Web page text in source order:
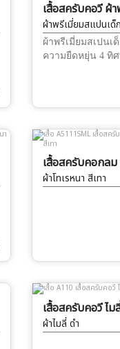
เสื้อสครับคอวี ผ้
ซ์
ผ้าพรีเมี่ยมสแปนเด็
ผ้าพรีเมี่ยมสเปนเ
ความยืดหยุ่น 4 ทิ
เสื้อสครับคอกลม
ผ้าโทเรหนา สีเทา
เสื้อสครับคอวี ไม
ผ้าไมลี่ ดำ